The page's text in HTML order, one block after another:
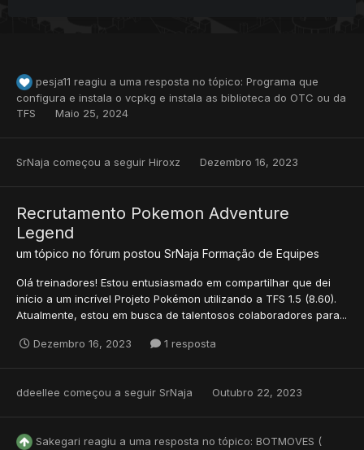
pesja11 reagiu a uma resposta no tópico: Programa que
configura e instala o vcpkg e instala as biblioteca do OTC ou da
TFS
Maio 25, 2024
SrNaja começou a seguir Hiroxz Dezembro 16, 2023
Recrutamento Pokemon Adventure
Legend
um tópico no fórum postou SrNaja Formação de Equipes
Olá treinadores! Estou entusiasmado em compartilhar que dei
início a um incrível Projeto Pokémon utilizando a TFS 1.5 (8.60).
Atualmente, estou em busca de talentosos colaboradores para...
Dezembro 16, 2023 1 resposta
ddeellee começou a seguir SrNaja Outubro 22, 2023
Sakegari reagiu a uma resposta no tópico: BOTMOVES (